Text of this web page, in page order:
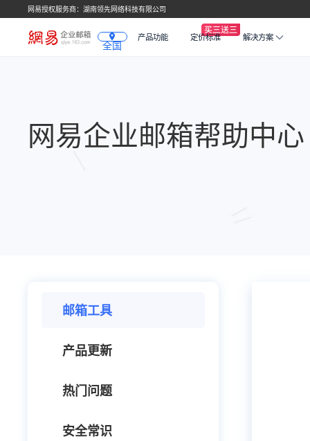
网易授权服务商：湖南领先网络科技有限公司
全国
产品功能 定价标准 解决方案
网易企业邮箱帮助中心
邮箱工具
产品更新
热门问题
安全常识